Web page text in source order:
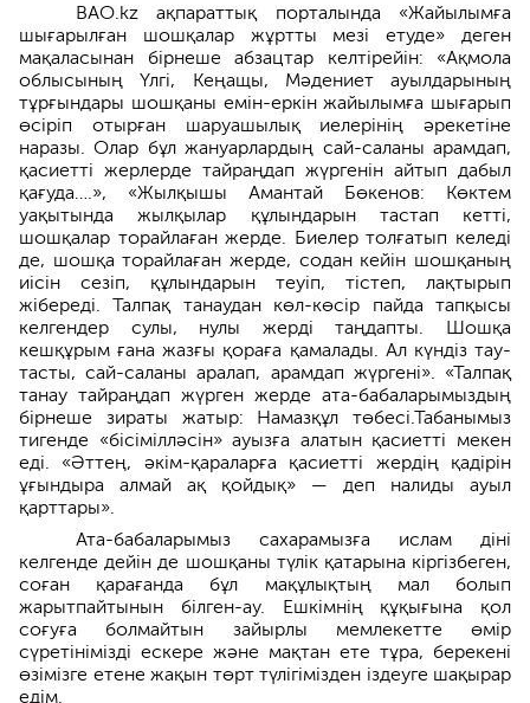
BAO.kz ақпараттық порталында «Жайылымға
шығарылған шошқалар жұртты мезі етуде» деген
мақаласынан бірнеше абзацтар келтірейін: «Ақмола
облысының Үлгі, Кеңащы, Мәдениет ауылдарының
тұрғындары шошқаны емін-еркін жайылымға шығарып
өсіріп отырған шаруашылық иелерінің әрекетіне
наразы. Олар бұл жануарлардың сай-саланы арамдап,
қасиетті жерлерде тайраңдап жүргенін айтып дабыл
қағуда….», «Жылқышы Амантай Бөкенов: Көктем
уақытында жылқылар құлындарын тастап кетті,
шошқалар торайлаған жерде. Биелер толғатып келеді
де, шошқа торайлаған жерде, содан кейін шошқаның
иісін сезіп, құлындарын теуіп, тістеп, лақтырып
жібереді. Талпақ танаудан көл-көсір пайда тапқысы
келгендер сулы, нулы жерді таңдапты. Шошқа
кешқұрым ғана жазғы қораға қамалады. Ал күндіз тау-
тасты, сай-саланы аралап, арамдап жүргені». «Талпақ
танау тайраңдап жүрген жерде ата-бабаларымыздың
бірнеше зираты жатыр: Намазқұл төбесі.Табанымыз
тигенде «бісімілләсін» ауызға алатын қасиетті мекен
еді. «Әттең, әкім-қараларға қасиетті жердің қадірін
ұғындыра алмай ақ қойдық» — деп налиды ауыл
қарттары».
Ата-бабаларымыз сахарамызға ислам діні
келгенде дейін де шошқаны түлік қатарына кіргізбеген,
соған қарағанда бұл мақұлықтың мал болып
жарытпайтынын білген-ау. Ешкімнің құқығына қол
соғуға болмайтын зайырлы мемлекетте өмір
сүретінімізді ескере және мақтан ете тұра, берекені
өзімізге етене жақын төрт түлігімізден іздеуге шақырар
едім.